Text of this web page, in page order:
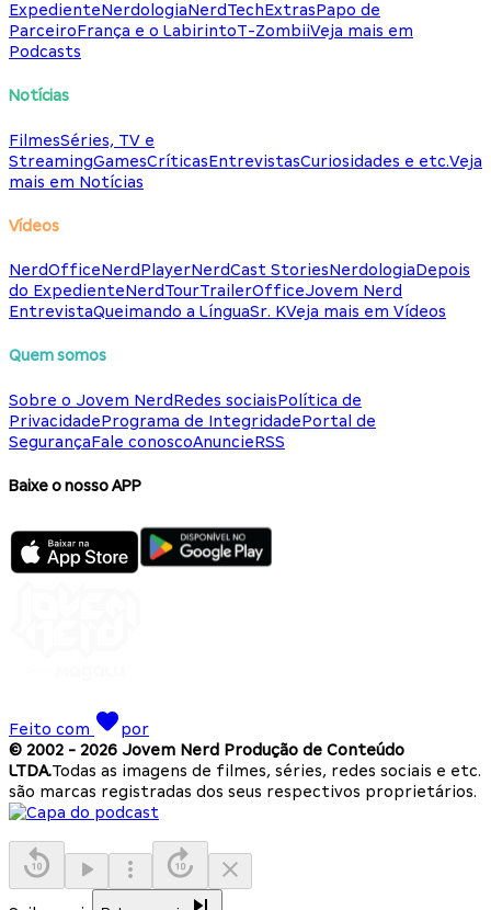
ExpedienteNerdologiaNerdTechExtrasPapo de
ParceiroFrança e o LabirintoT-ZombiiVeja mais em
Podcasts
Notícias
FilmesSéries, TV e
StreamingGamesCríticasEntrevistasCuriosidades e etc.Veja
mais em Notícias
Vídeos
NerdOfficeNerdPlayerNerdCast StoriesNerdologiaDepois
do ExpedienteNerdTourTrailerOfficeJovem Nerd
EntrevistaQueimando a LínguaSr. KVeja mais em Vídeos
Quem somos
Sobre o Jovem NerdRedes sociaisPolítica de
PrivacidadePrograma de IntegridadePortal de
SegurançaFale conoscoAnuncieRSS
Baixe o nosso APP
Feito com
por
© 2002 - 2026 Jovem Nerd Produção de Conteúdo
LTDA.Todas as imagens de filmes, séries, redes sociais e etc.
são marcas registradas dos seus respectivos proprietários.